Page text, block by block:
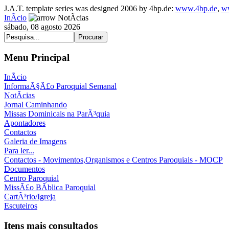
J.A.T. template series was designed 2006 by 4bp.de: www.4bp.de,
InÃ­cio
NotÃ­cias
sábado, 08 agosto 2026
Menu Principal
InÃ­cio
InformaÃ§Ã£o Paroquial Semanal
NotÃ­cias
Jornal Caminhando
Missas Dominicais na ParÃ³quia
Apontadores
Contactos
Galeria de Imagens
Para ler...
Contactos - Movimentos,Organismos e Centros Paroquiais - MOCP
Documentos
Centro Paroquial
MissÃ£o BÃ­blica Paroquial
CartÃ³rio/Igreja
Escuteiros
Itens mais consultados